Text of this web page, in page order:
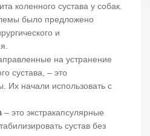
коленного сустава у собак.
было предложено
и
на устранение
сустава, – это
Их начали использовать с
– это экстракапсулярные
сустав без